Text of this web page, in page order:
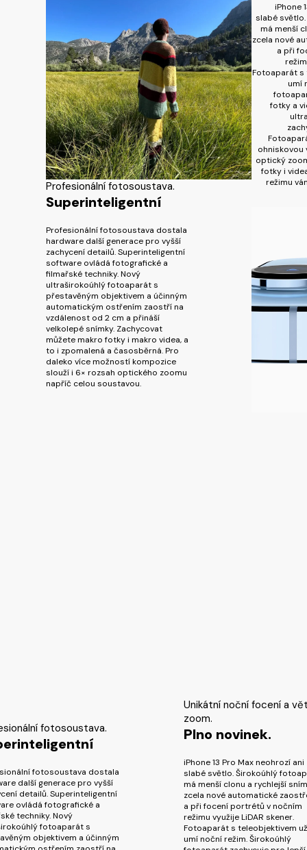
Profesionální fotosoustava.
Superinteligentní
Profesionální fotosoustava dostala
hardware další generace pro vyšší
zachycení detailů. Superinteligentní
software ovládá fotografické a
filmařské techniky. Nový
ultraširokoúhlý fotoaparát s
přestavěným objektivem a účinným
automatickým ostřením zaostří na
vzdálenost od 2 cm a přináší
velkolepé snímky. Zachycovat
můžete makro fotky i makro videa, a
to i zpomalená a časosběrná. Pro
daleko více možností kompozice
slouží i 6× rozsah optického zoomu
napříč celou soustavou.
iPhone
slabé
má menší
zcela nové
a při
Fotoaparát s
umí
fotky a
ohniskovou
optický
fotky i
režimu
fotosoustava.
fotosoustava dostala
další generace pro vyšší
detailů. Superinteligentní
ovládá fotografické a
techniky. Nový
fotoaparát s
objektivem a účinným
Unikátní noční focení a
zoom.
Plno novinek.
iPhone 13 Pro Max neohrozí ani
slabé světlo. Širokoúhlý
má menší clonu a rychlejší
zcela nové automatické
a při focení portrétů v nočním
režimu využije LiDAR skener.
Fotoaparát s teleobjektivem
umí noční režim. Širokoúhlý